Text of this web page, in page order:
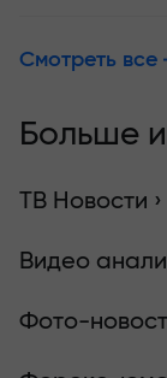
Смотреть все
Больше
ТВ Новости ›
Видео
Фото-